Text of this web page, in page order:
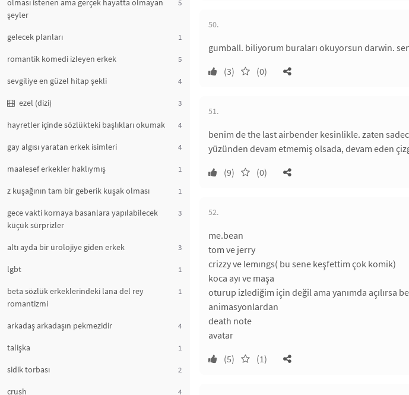
olması istenen ama gerçek hayatta olmayan
şeyler
5
gelecek planları 1
romantik komedi izleyen erkek 5
sevgiliye en güzel hitap şekli 4
ezel (dizi) 3
hayretler içinde sözlükteki başlıkları okumak 4
gay algısı yaratan erkek isimleri 4
maalesef erkekler haklıymış 1
z kuşağının tam bir geberik kuşak olması 1
gece vakti kornaya basanlara yapılabilecek
küçük sürprizler
3
altı ayda bir ürolojiye giden erkek 3
lgbt 1
beta sözlük erkeklerindeki lana del rey
romantizmi
1
arkadaş arkadaşın pekmezidir 4
talişka 1
sidik torbası 2
crush 4
50.
gumball. biliyorum buraları okuyorsun darwin.
(3)
(0)
51.
benim de the last airbender kesinlikle. zaten
yüzünden devam etmemiş olsada, devam eden
(9)
(0)
52.
me.bean
tom ve jerry
crizzy ve lemıngs( bu sene keşfettim çok komik)
koca ayı ve maşa
oturup izlediğim için değil ama yanımda açılırsa
animasyonlardan
death note
avatar
(5)
(1)